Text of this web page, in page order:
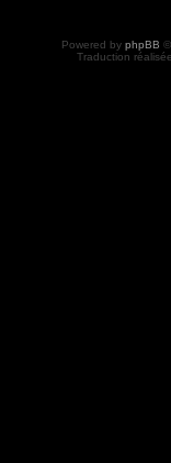
Powered by phpBB
Traduction